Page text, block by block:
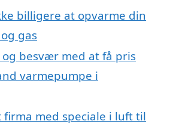
billigere at opvarme din
gas
og besvær med at få pris
varmepumpe i
firma med speciale i luft til